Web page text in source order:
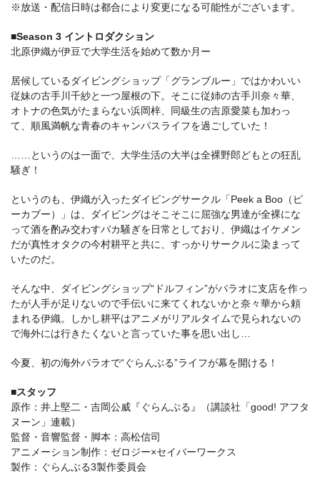
※放送・配信日時は都合により変更になる可能性がございます。
■Season 3 イントロダクション
北原伊織が伊豆で大学生活を始めて数か月ー
居候しているダイビングショップ「グランブルー」ではかわいい
従妹の古手川千紗と一つ屋根の下。そこに従姉の古手川奈々華、
オトナの色気がたまらない浜岡梓、同級生の吉原愛菜も加わっ
て、順風満帆な青春のキャンパスライフを過ごしていた！
……というのは一面で、大学生活の大半は全裸野郎どもとの狂乱
騒ぎ！
というのも、伊織が入ったダイビングサークル「Peek a Boo（ピ
ーカブー）」は、ダイビングはそこそこに屈強な男達が全裸にな
って酒を酌み交わすバカ騒ぎを日常としており、伊織はイケメン
だが真性オタクの今村耕平と共に、すっかりサークルに染まって
いたのだ。
そんな中、ダイビングショップ“ドルフィン”がパラオに支店を作っ
たが人手が足りないので手伝いに来てくれないかと奈々華から頼
まれる伊織。しかし耕平はアニメがリアルタイムで見られないの
で海外には行きたくないと言っていた事を思い出し…
今夏、初の海外パラオで“ぐらんぶる”ライフが幕を開ける！
■スタッフ
原作：井上堅二・吉岡公威『ぐらんぶる』（講談社「good! アフタ
ヌーン」連載）
監督・音響監督・脚本：高松信司
アニメーション制作：ゼロジー×セイバーワークス
製作：ぐらんぶる3製作委員会